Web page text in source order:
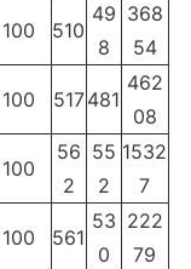
100 510
49
8
368
54
100 517481
462
08
100
56
2
55
2
1532
7
100 561
53
0
222
79